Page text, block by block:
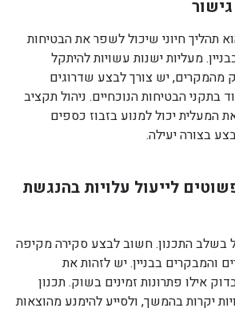
תהליך חיוני שיכול לשפר את הבטיחות
מעליות ישנות עשויות להיתקל
מהמקרים, יש צורך לבצע שדרוגים
בתקני הבטיחות הנוכחיים. ניהול תקציב
יכול למנוע בזבוז כספים
בצורה יעילה.
לייעול עלויות בהנגשת
בשלב התכנון. חשוב לבצע סקירה מקיפה
והמבקרים בבניין. יש לזהות את
אילו פתרונות זמינים בשוק. תכנון
יקרות בהמשך, ולסייע להימנע מהוצאות